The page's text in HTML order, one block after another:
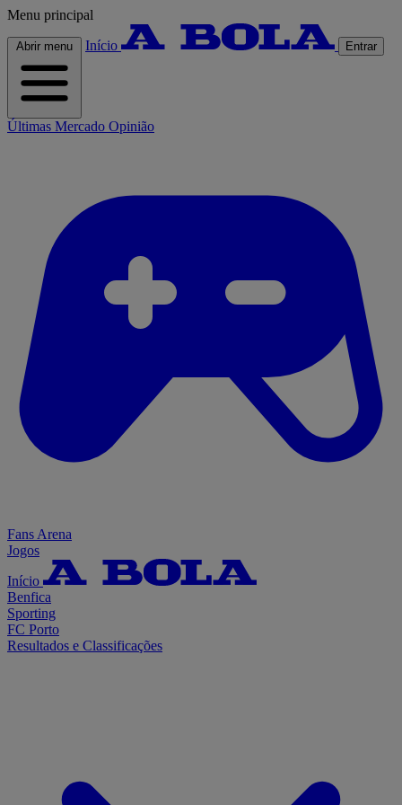
Menu principal
Abrir menu Início Entrar
Últimas Mercado Opinião
Fans Arena
Jogos
Início
Benfica
Sporting
FC Porto
Resultados e Classificações